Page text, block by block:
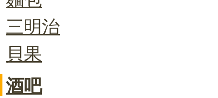
三明治
貝果
酒吧